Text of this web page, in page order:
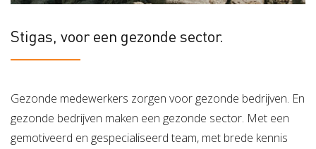
Stigas, voor een gezonde sector.
Gezonde medewerkers zorgen voor gezonde bedrijven. En
gezonde bedrijven maken een gezonde sector. Met een
gemotiveerd en gespecialiseerd team, met brede kennis